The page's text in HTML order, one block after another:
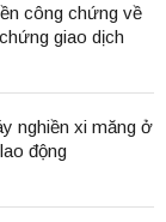
công chứng về
giao dịch
nghiền xi măng ở
động